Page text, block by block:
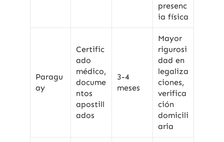
presenc
ia física
Paragu
ay
Certific
ado
médico,
docume
ntos
apostill
ados
3-4
meses
Mayor
rigurosi
dad en
legaliza
ciones,
verifica
ción
domicili
aria